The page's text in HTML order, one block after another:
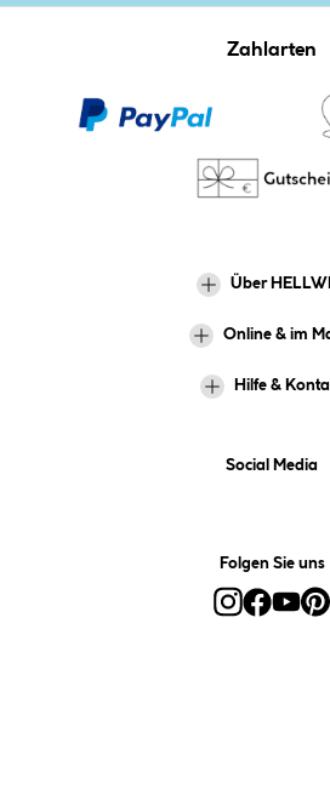
Zahlarten
Über
Online & im
Hilfe &
Social Media
Folgen Sie uns